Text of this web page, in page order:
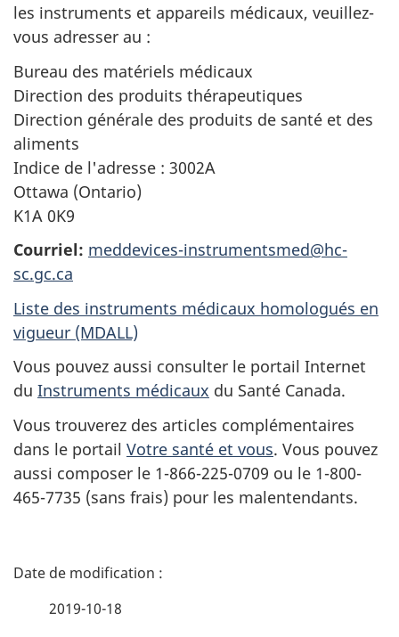
les instruments et appareils médicaux, veuillez-
vous adresser au :
Bureau des matériels médicaux
Direction des produits thérapeutiques
Direction générale des produits de santé et des
aliments
Indice de l'adresse : 3002A
Ottawa (Ontario)
K1A 0K9
Courriel: meddevices-instrumentsmed@hc-
sc.gc.ca
Liste des instruments médicaux homologués en
vigueur (MDALL)
Vous pouvez aussi consulter le portail Internet
du Instruments médicaux du Santé Canada.
Vous trouverez des articles complémentaires
dans le portail Votre santé et vous. Vous pouvez
aussi composer le 1-866-225-0709 ou le 1-800-
465-7735 (sans frais) pour les malentendants.
D
2019-10-18